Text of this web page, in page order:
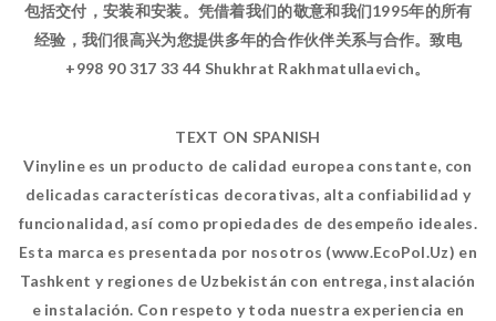
包括交付，安装和安装。凭借着我们的敬意和我们1995年的所有
经验，我们很高兴为您提供多年的合作伙伴关系与合作。致电
+998 90 317 33 44 Shukhrat Rakhmatullaevich。
TEXT ON SPANISH
Vinyline es un producto de calidad europea constante, con
delicadas características decorativas, alta confiabilidad y
funcionalidad, así como propiedades de desempeño ideales.
Esta marca es presentada por nosotros (www.EcoPol.Uz) en
Tashkent y regiones de Uzbekistán con entrega, instalación
e instalación. Con respeto y toda nuestra experiencia en